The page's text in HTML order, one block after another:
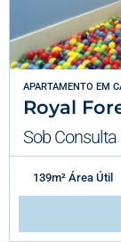
APARTAMENTO EM
Royal
Sob Consulta
139m² Área Útil